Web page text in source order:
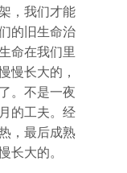
，我们才能
的旧生命治
命在我们里
慢长大的，
。不是一夜
的工夫。经
，最后成熟
长大的。